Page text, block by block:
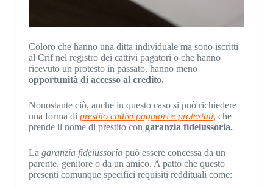
Coloro che hanno una ditta individuale ma sono iscritti
al Crif nel registro dei cattivi pagatori o che hanno
ricevuto un protesto in passato, hanno meno
opportunità di accesso al credito.
Nonostante ciò, anche in questo caso si può richiedere
una forma di prestito cattivi pagatori e protestati, che
prende il nome di prestito con garanzia fideiussoria.
La garanzia fideiussoriapuò essere concessa da un
parente, genitore o da un amico. A patto che questo
presenti comunque specifici requisiti reddituali come: